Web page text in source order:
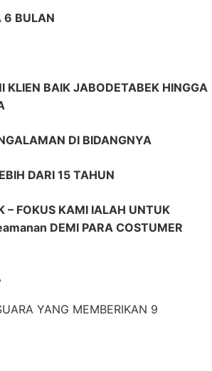
6 BULAN
KLIEN BAIK JABODETABEK HINGGA
DI BIDANGNYA
DARI 15 TAHUN
– FOKUS KAMI IALAH UNTUK
DEMI PARA COSTUMER
YANG MEMBERIKAN 9